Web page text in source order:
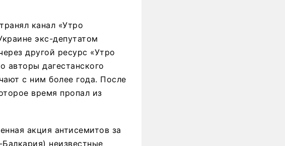
канал «Утро
экс-депутатом
другой ресурс «Утро
авторы дагестанского
с ним более года. После
время пропал из
акция антисемитов за
неизвестные